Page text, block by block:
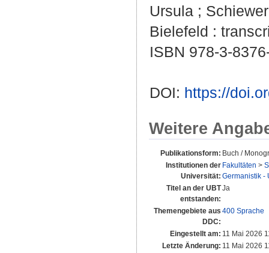
Ursula ;
Bielefeld :
ISBN 978-3-
DOI: https://
Weitere
Publikationsform: Buch /
Institutionen der
Universität:
Fakultäten >
Germanistik -
Titel an der UBT
entstanden:
Ja
Themengebiete aus
DDC:
400 Sprache
Eingestellt am: 11 Mai 2026
Letzte Änderung: 11 Mai 2026